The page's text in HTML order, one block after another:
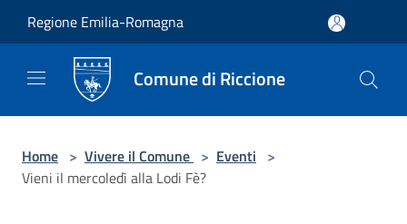
Regione Emilia-Romagna
Comune di Riccione
Home > Vivere il Comune > Eventi >
Vieni il mercoledì alla Lodi Fè?